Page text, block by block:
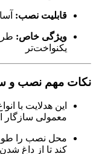
قابلیت نصب:
ویژگی خاص:
یکنواخت‌تر
نکات مهم نصب و
معمولی
محل نصب را
کند تا از داغ